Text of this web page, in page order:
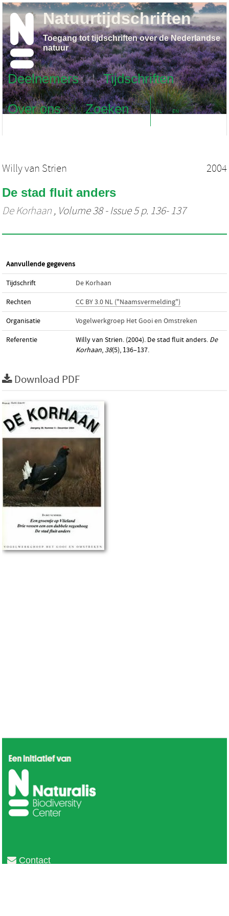
Deelnemers
Tijdschriften
Over ons
Zoeken NL EN
Natuurtijdschriften
Toegang tot tijdschriften over de Nederlandse
natuur
Willy van Strien 2004
De stad fluit anders
De Korhaan , Volume 38 - Issue 5 p. 136- 137
Aanvullende gegevens
Tijdschrift De Korhaan
Rechten CC BY 3.0 NL ("Naamsvermelding")
Organisatie Vogelwerkgroep Het Gooi en Omstreken
Referentie Willy van Strien. (2004). De stad fluit anders. De
Korhaan, 38(5), 136–137.
Download PDF
Contact